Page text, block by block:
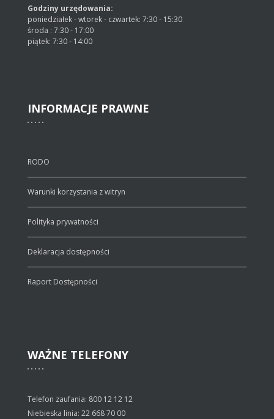
Godziny urzędowania:
poniedziałek - wtorek - czwartek: 7:30 - 15:30
środa : 7:30 - 17:00
piątek: 7:30 - 14:00
INFORMACJE PRAWNE
RODO
Warunki korzystania z witryn
Polityka prywatności
Deklaracja dostępności
Raport Dostępności
WAŻNE TELEFONY
Telefon zaufania: 800 12 12 12
Niebieska linia: 22 668 70 00